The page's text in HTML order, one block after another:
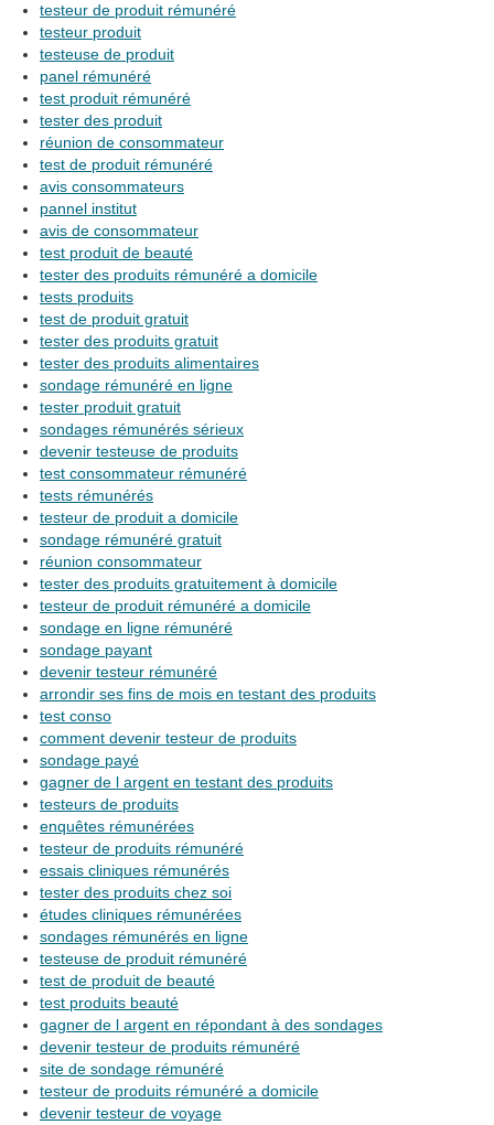
testeur de produit rémunéré
testeur produit
testeuse de produit
panel rémunéré
test produit rémunéré
tester des produit
réunion de consommateur
test de produit rémunéré
avis consommateurs
pannel institut
avis de consommateur
test produit de beauté
tester des produits rémunéré a domicile
tests produits
test de produit gratuit
tester des produits gratuit
tester des produits alimentaires
sondage rémunéré en ligne
tester produit gratuit
sondages rémunérés sérieux
devenir testeuse de produits
test consommateur rémunéré
tests rémunérés
testeur de produit a domicile
sondage rémunéré gratuit
réunion consommateur
tester des produits gratuitement à domicile
testeur de produit rémunéré a domicile
sondage en ligne rémunéré
sondage payant
devenir testeur rémunéré
arrondir ses fins de mois en testant des produits
test conso
comment devenir testeur de produits
sondage payé
gagner de l argent en testant des produits
testeurs de produits
enquêtes rémunérées
testeur de produits rémunéré
essais cliniques rémunérés
tester des produits chez soi
études cliniques rémunérées
sondages rémunérés en ligne
testeuse de produit rémunéré
test de produit de beauté
test produits beauté
gagner de l argent en répondant à des sondages
devenir testeur de produits rémunéré
site de sondage rémunéré
testeur de produits rémunéré a domicile
devenir testeur de voyage